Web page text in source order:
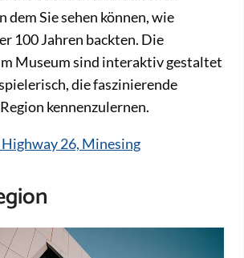
dem Sie sehen können, wie
100 Jahren backten. Die
Museum sind interaktiv gestaltet
die faszinierende
kennenzulernen.
Highway 26, Minesing